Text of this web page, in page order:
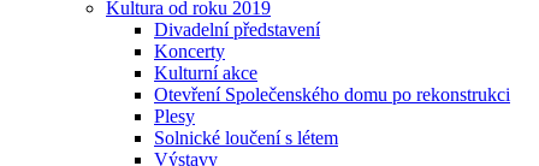
Kultura od roku 2019
Divadelní představení
Koncerty
Kulturní akce
Otevření Společenského domu po rekonstrukci
Plesy
Solnické loučení s létem
Výstavy